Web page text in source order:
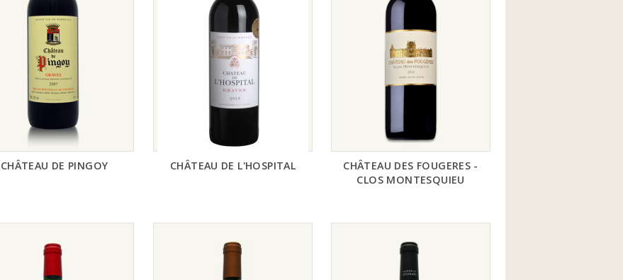
CHÂTEAU DE PINGOY CHÂTEAU DE L'HOSPITAL
CHÂTEAU DES FOUGERES -
CLOS MONTESQUIEU